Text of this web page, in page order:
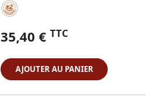
35,40 € TTC
AJOUTER AU PANIER